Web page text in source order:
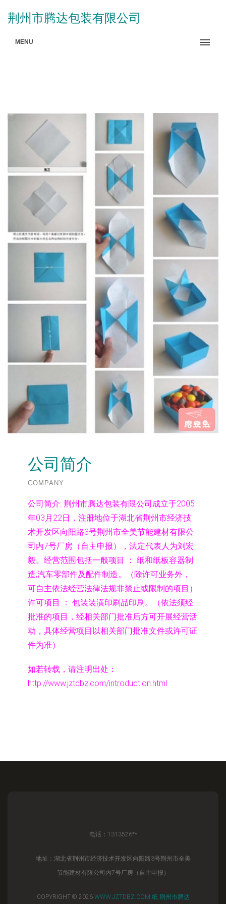
荆州市腾达包装有限公司
MENU
公司简介
COMPANY
公司简介: 荆州市腾达包装有限公司成立于2005
年03月22日，注册地位于湖北省荆州市经济技
术开发区向阳路3号荆州市全美节能建材有限公
司内7号厂房（自主申报），法定代表人为刘宏
毅。经营范围包括一般项目 ： 纸和纸板容器制
造;汽车零部件及配件制造。（除许可业务外，
可自主依法经营法律法规非禁止或限制的项目）
许可项目 ： 包装装潢印刷品印刷。（依法须经
批准的项目，经相关部门批准后方可开展经营活
动，具体经营项目以相关部门批准文件或许可证
件为准）
如若转载，请注明出处：
http://www.jztdbz.com/introduction.html
电话：1313526**
地址：湖北省荆州市经济技术开发区向阳路3号荆州市全美
节能建材有限公司内7号厂房（自主申报）
COPYRIGHT © 2026 WWW.JZTDBZ.COM 纸 荆州市腾达